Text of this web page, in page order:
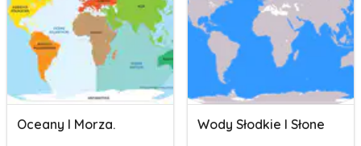
Oceany I Morza. Wody Słodkie I Słone